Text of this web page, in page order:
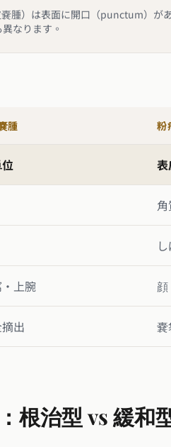
腫）は表面に開口（punctum）が
なります。
腫 粉
上腕
出
根治型 vs 緩和